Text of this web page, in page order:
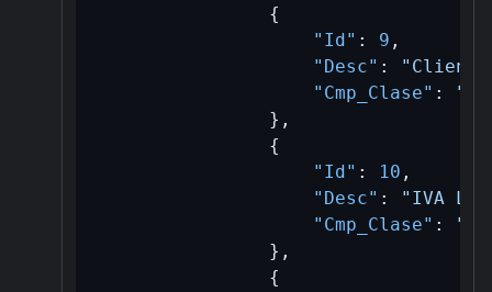
{
"Id" : 9 ,
"Desc" :
"Cmp_Clase" :
"B/
} ,
{
"Id" : 10 ,
"Desc" :
"IVA
"Cmp_Clase" :
"B/
} ,
{